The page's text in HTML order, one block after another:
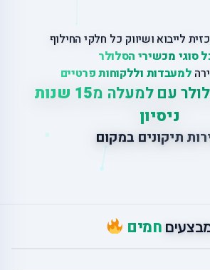
לייבוא ושיווק כל חלקי החילוף
סוגי מכשירי הסלולר
למעבדות וללקוחות פרטיים
עם למעלה מ
15 שנות
ניסיון
רות תיקונים במקום
חמים